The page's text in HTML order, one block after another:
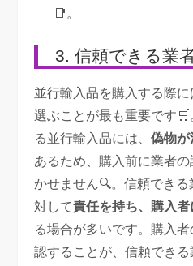
📑。
3. 信頼できる業
並行輸入品を購入する際に
選ぶことが最も重要です
る並行輸入品には、偽物が
あるため、購入前に業者
かせません🔍。信頼できる
対して責任を持ち、購入
る場合が多いです。購入者
認することが、信頼でき